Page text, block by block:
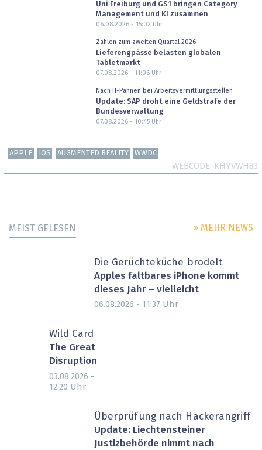
Uni Freiburg und GS1 bringen Category
Management und KI zusammen
06.08.2026 - 15:02 Uhr
Zahlen zum zweiten Quartal 2026
Lieferengpässe belasten globalen
Tabletmarkt
07.08.2026 - 11:06Uhr
Nach IT-Pannen bei Arbeitsvermittlungsstellen
Update: SAP droht eine Geldstrafe der
Bundesverwaltung
07.08.2026 - 10:45Uhr
APPLE IOS AUGMENTED REALITY WWDC
WEBCODE KHYVWH83
MEIST GELESEN » MEHR NEWS
Die Gerüchteküche brodelt
Apples faltbares iPhone kommt
dieses Jahr – vielleicht
06.08.2026 - 11:37 Uhr
Wild Card
The Great
Disruption
03.08.2026 -
12:20 Uhr
Überprüfung nach Hackerangriff
Update: Liechtensteiner
Justizbehörde nimmt nach